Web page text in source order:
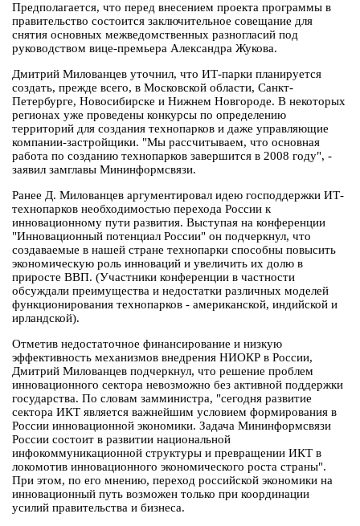
Предполагается, что перед внесением проекта программы в
правительство состоится заключительное совещание для
снятия основных межведомственных разногласий под
руководством вице-премьера Александра Жукова.
Дмитрий Милованцев уточнил, что ИТ-парки планируется
создать, прежде всего, в Московской области, Санкт-
Петербурге, Новосибирске и Нижнем Новгороде. В некоторых
регионах уже проведены конкурсы по определению
территорий для создания технопарков и даже управляющие
компании-застройщики. "Мы рассчитываем, что основная
работа по созданию технопарков завершится в 2008 году", -
заявил замглавы Мининформсвязи.
Ранее Д. Милованцев аргументировал идею господдержки ИТ-
технопарков необходимостью перехода России к
инновационному пути развития. Выступая на конференции
"Инновационный потенциал России" он подчеркнул, что
создаваемые в нашей стране технопарки способны повысить
экономическую роль инноваций и увеличить их долю в
приросте ВВП. (Участники конференции в частности
обсуждали преимущества и недостатки различных моделей
функционирования технопарков - американской, индийской и
ирландской).
Отметив недостаточное финансирование и низкую
эффективность механизмов внедрения НИОКР в России,
Дмитрий Милованцев подчеркнул, что решение проблем
инновационного сектора невозможно без активной поддержки
государства. По словам замминистра, "сегодня развитие
сектора ИКТ является важнейшим условием формирования в
России инновационной экономики. Задача Мининформсвязи
России состоит в развитии национальной
инфокоммуникационной структуры и превращении ИКТ в
локомотив инновационного экономического роста страны".
При этом, по его мнению, переход российской экономики на
инновационный путь возможен только при координации
усилий правительства и бизнеса.